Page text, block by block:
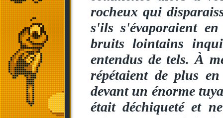
rocheux qui
s'ils s'évaporaient
bruits lointains
entendus de tels. À
répétaient de plus
devant un énorme
était déchiqueté et